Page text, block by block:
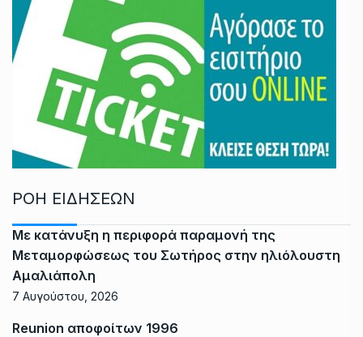
ΡΟΗ ΕΙΔΗΣΕΩΝ
Με κατάνυξη η περιφορά παραμονή της
Μεταμορφώσεως του Σωτήρος στην ηλιόλουστη
Αμαλιάπολη
7 Αυγούστου, 2026
Reunion αποφοίτων 1996